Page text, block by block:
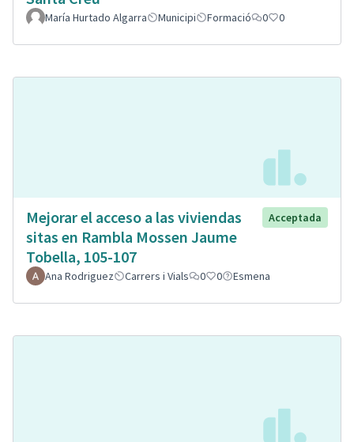
María Hurtado Algarra Municipi Formació 0 0
Mejorar el acceso a las viviendas
sitas en Rambla Mossen Jaume
Tobella, 105-107
Acceptada
Ana Rodriguez Carrers i Vials 0 0 Esmena